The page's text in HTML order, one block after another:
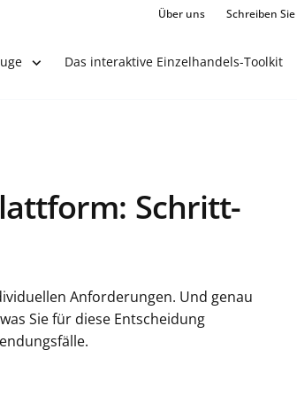
Über uns Schreiben
Das interaktive Einzelhandels-Toolkit
Schritt-
Anforderungen. Und genau
Sie für diese Entscheidung